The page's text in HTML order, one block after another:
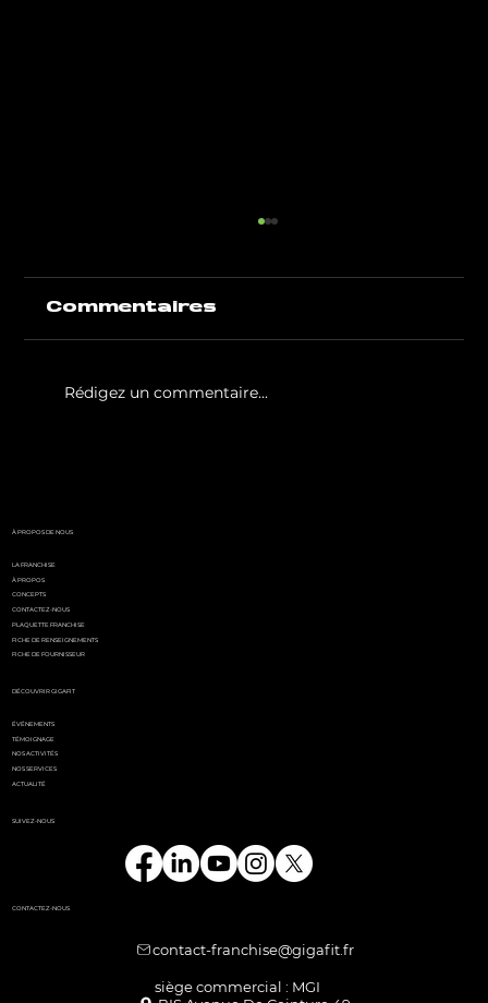
Commentaires
Rédigez un commentaire...
DÉCOUVRIR GIGAFIT
ÉVÉNEMENTS
TÉMOIGNAGE
NOS ACTIVITÉS
NOS SERVICES
ACTUALITÉ
CONTACTEZ-NOUS
contact-franchise@gigafit.fr
À PROPOS DE NOUS
LA FRANCHISE
À PROPOS
CONCEPTS
CONTACTEZ-NOUS
PLAQUETTE FRANCHISE
FICHE DE RENSEIGNEMENTS
FICHE DE FOURNISSEUR
SUIVEZ-NOUS